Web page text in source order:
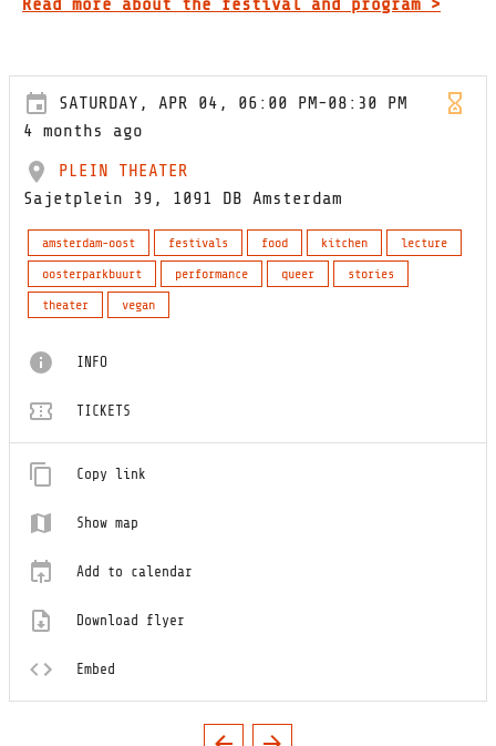
SATURDAY, APR 04, 06:00 PM-08:30 PM
4 months ago
PLEIN THEATER
Sajetplein 39, 1091 DB Amsterdam
amsterdam-oost festivals food kitchen
lecture
oosterparkbuurt
performance queer
stories
theater
vegan
INFO
TICKETS
Copy link
Show map
Add to calendar
Download flyer
Embed